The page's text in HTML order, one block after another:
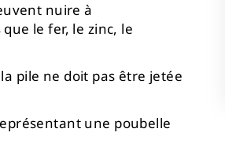
nuire à
le fer, le zinc, le
pile ne doit pas être jetée
une poubelle